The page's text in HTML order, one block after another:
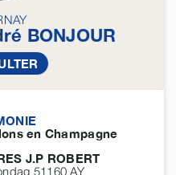
BONJOUR
en Champagne
J.P ROBERT
51160AY